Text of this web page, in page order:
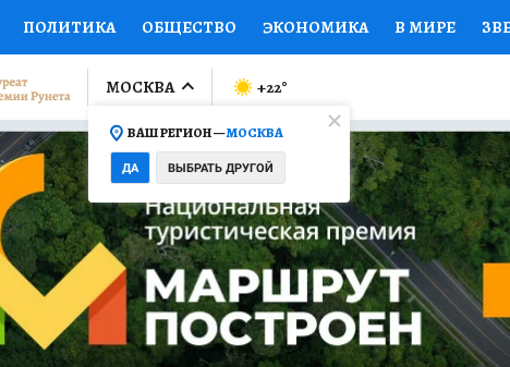
ПОЛИТИКА ОБЩЕСТВО ЭКОНОМИКА В МИРЕ
КОЛУМНИСТЫ ПРОИСШЕСТВИЯ НАЦИОНАЛЬНЫЕ
ОТКРЫВАЕМ МИР Я ЗНАЮ СЕМЬЯ
ПРОМОКОДЫ СЕРИАЛЫ СПЕЦПРОЕКТЫ
ТЕЛЕВИЗОР КОЛЛЕКЦИИ КОНКУРСЫ РАБОТА У НАС
НА САЙТЕ
МОСКВА
ВАШ РЕГИОН —МОСКВА
ДА ВЫБРАТЬ ДРУГОЙ
+22°